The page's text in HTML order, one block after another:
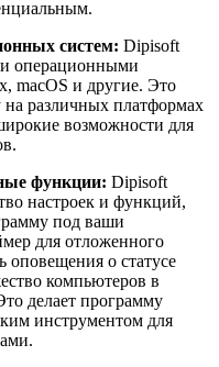
систем: Dipisoft
операционными
macOS и другие. Это
на различных платформах
возможности для
функции: Dipisoft
настроек и функций,
под ваши
для отложенного
оповещения о статусе
компьютеров в
делает программу
инструментом для